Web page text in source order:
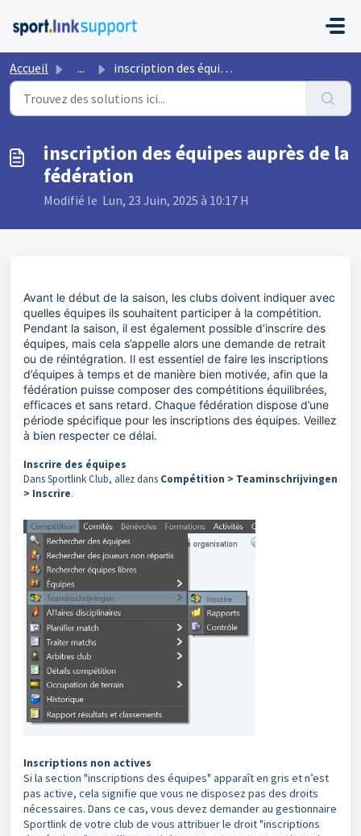
Accueil ... inscription des équipes auprès de la fédération
inscription des équipes auprès de la
fédération
Modifié le Lun, 23 Juin, 2025 à 10:17 H
Avant le début de la saison, les clubs doivent indiquer avec
quelles équipes ils souhaitent participer à la compétition.
Pendant la saison, il est également possible d’inscrire des
équipes, mais cela s’appelle alors une demande de retrait
ou de réintégration. Il est essentiel de faire les inscriptions
d’équipes à temps et de manière bien motivée, afin que la
fédération puisse composer des compétitions équilibrées,
efficaces et sans retard. Chaque fédération dispose d’une
période spécifique pour les inscriptions des équipes. Veillez
à bien respecter ce délai.
Inscrire des équipes
Dans Sportlink Club, allez dans Compétition > Teaminschrijvingen
> Inscrire.
Inscriptions non actives
Si la section "inscriptions des équipes" apparaît en gris et n’est
pas active, cela signifie que vous ne disposez pas des droits
nécessaires. Dans ce cas, vous devez demander au gestionnaire
Sportlink de votre club de vous attribuer le droit "inscriptions